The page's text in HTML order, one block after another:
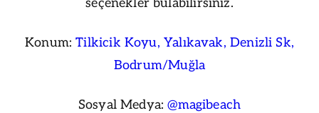
Konum:Tilkicik Koyu, Yalıkavak, Denizli Sk,
Bodrum/Muğla
Sosyal Medya:@magibeach